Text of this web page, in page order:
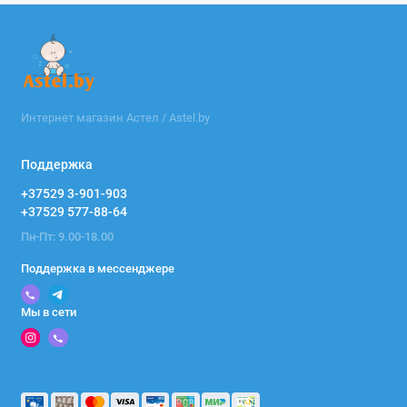
Интернет магазин Астел / Astel.by
Поддержка
+37529 3-901-903
+37529 577-88-64
Пн-Пт: 9.00-18.00
Поддержка в мессенджере
Мы в сети